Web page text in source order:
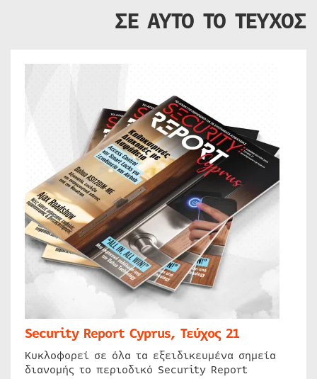
ΣΕ ΑΥΤΟ ΤΟ ΤΕΥΧΟΣ
Security Report Cyprus, Τεύχος 21
Κυκλοφορεί σε όλα τα εξειδικευμένα σημεία
διανομής το περιοδικό Security Report